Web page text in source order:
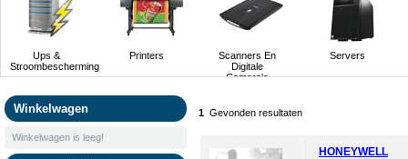
Ups &
Stroombescherming
Printers
Scanners En
Digitale
Camera's
Servers
Winkelwagen
Winkelwagen is leeg!
1 Gevonden resultaten
HONEYWELL